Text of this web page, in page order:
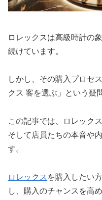
ロレックスは高級時計の
続けています。
しかし、その購入プロセ
クス 客を選ぶ」という疑
この記事では、ロレック
そして店員たちの本音や
す。
ロレックス を購入したい
し、購入のチャンスを高